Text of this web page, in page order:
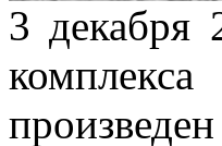
3 декабря